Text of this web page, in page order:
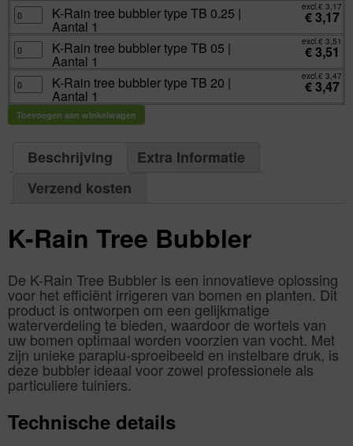
K-
Rain
tree
type
TB
0.25
Aantal
1
aantal
K-Rain tree bubbler type TB 0.25 |
Aantal 1
excl.€ 3,17
€3,17
K-
Rain
tree
type
TB
05
|
Aantal
1
K-Rain tree bubbler type TB 05 |
Aantal 1
excl.€ 3,51
€3,51
K-
Rain
tree
bubbler
type
TB
aantal
K-Rain tree bubbler type TB 20 |
Aantal 1
excl.€ 3,47
€3,47
Toevoegen aan winkelwagen
Beschrijving
Extra Informatie
Verzend kosten
K-Rain Tree Bubbler
De K-Rain Tree Bubbler is een innovatieve oplossing
voor het efficiënt irrigeren van bomen en planten. Dit
product is ontworpen om een gelijkmatige
waterverdeling te bieden, waardoor de wortels van
uw bomen optimaal worden voorzien van vocht. Met
zijn unieke paraplu-sproeibeeld en instelbare druk, is
deze bubbler ideaal voor zowel professionele als
particuliere tuiniers.
Technische details